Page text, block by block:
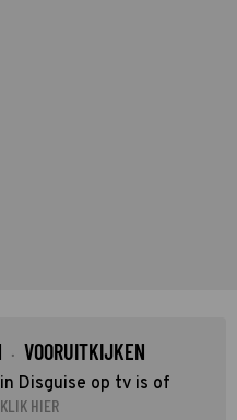
· VOORUITKIJKEN
Disguise op tv is of
KLIK HIER